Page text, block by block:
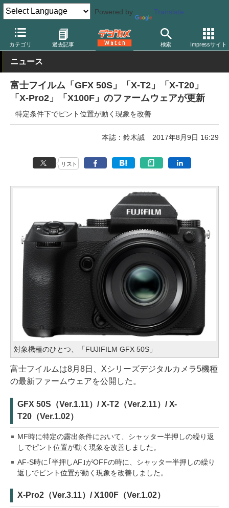
Powered by Translate
カテゴリ 過去記事 検索 Impressサイト
デジカメ Watch カメラ ミラーレスカメラ 富士フイルム
ニュース
富士フイルム「GFX 50S」「X-T2」「X-T20」
「X-Pro2」「X100F」のファームウェアが更新
特定条件下でピント位置が動く現象を改善
本誌：鈴木誠 2017年8月9日 16:29
リスト
対象機種のひとつ、「FUJIFILM GFX 50S」
富士フイルムは8月8日、Xシリーズデジタルカメラ5機種
の最新ファームウェアを公開した。
GFX 50S（Ver.1.11）/ X-T2（Ver.2.11）/ X-
T20（Ver.1.02）
MF時に特定の露出条件において、シャッター半押しの繰り返
しでピント位置が動く現象を改善しました。
AF-S時に｢半押しAF｣がOFFの時に、シャッター半押しの繰り
返しでピント位置が動く現象を改善しました。
X-Pro2（Ver.3.11）/ X100F（Ver.1.02）